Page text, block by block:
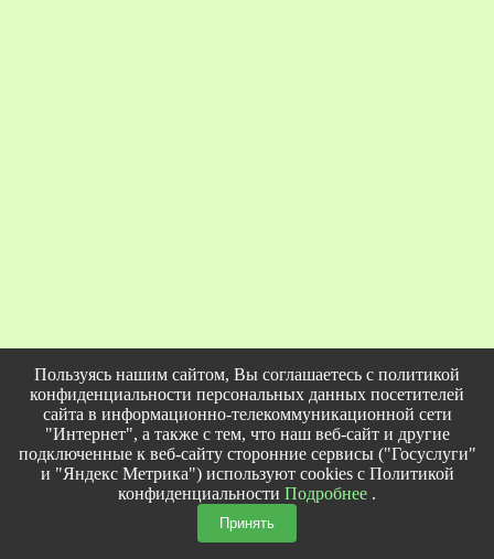
Пользуясь нашим сайтом, Вы соглашаетесь с политикой
конфиденциальности персональных данных посетителей
сайта в информационно-телекоммуникационной сети
"Интернет", а также с тем, что наш веб-сайт и другие
подключенные к веб-сайту сторонние сервисы ("Госуслуги"
и "Яндекс Метрика") используют cookies с Политикой
конфиденциальности Подробнее .
Принять